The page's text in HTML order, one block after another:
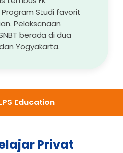
Studi favorit
Pelaksanaan
berada di dua
Yogyakarta.
Education
Privat